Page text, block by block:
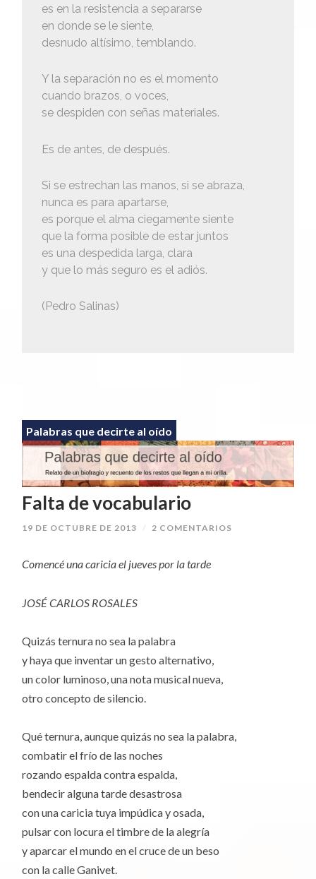
es en la resistencia a separarse
en donde se le siente,
desnudo altísimo, temblando.
Y la separación no es el momento
cuando brazos, o voces,
se despiden con señas materiales.
Es de antes, de después.
Si se estrechan las manos, si se abraza,
nunca es para apartarse,
es porque el alma ciegamente siente
que la forma posible de estar juntos
es una despedida larga, clara
y que lo más seguro es el adiós.
(Pedro Salinas)
Palabras que decirte al oído
Falta de vocabulario
19 DE OCTUBRE DE 2013 / 2 COMENTARIOS
Comencé una caricia el jueves por la tarde
JOSÉ CARLOS ROSALES
Quizás ternura no sea la palabra
y haya que inventar un gesto alternativo,
un color luminoso, una nota musical nueva,
otro concepto de silencio.
Qué ternura, aunque quizás no sea la palabra,
combatir el frío de las noches
rozando espalda contra espalda,
bendecir alguna tarde desastrosa
con una caricia tuya impúdica y osada,
pulsar con locura el timbre de la alegría
y aparcar el mundo en el cruce de un beso
con la calle Ganivet.